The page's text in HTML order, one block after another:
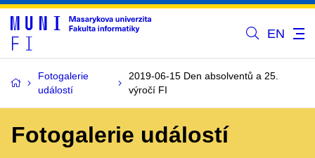
EN
Fotogalerie
událostí
2019-06-15 Den absolventů a 25.
výročí FI
Fotogalerie událostí